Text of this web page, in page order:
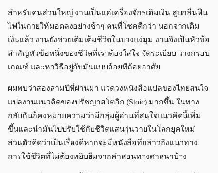
สำหรับคนส่วนใหญ่ งานเป็นแค่เครื่องจักรเติมเงิน สูบกลืนฟืน
ไฟในกายให้มอดลงอย่างช้าๆ คนที่โชคดีกว่า นอกจากเติม
เงินแล้ว งานยังช่วยเติมเต็มชีวิตในบางแง่มุม งานจึงเป็นหัวข้อ
สำคัญหัวข้อหนึ่งของชีวิตที่เราต้องใส่ใจ จัดระเบียบ วางกรอบ
เกณฑ์ และหาวิธีอยู่กับมันแบบถ้อยทีถ้อยอาศัย
ผมพบว่าสองสามปีที่ผ่านมา แวดวงหนังสือแปลของไทยสนใจ
แปลงานแนวคิดของปรัชญาสโตอิก (Stoic) มากขึ้น ในทาง
กลับกันก็คงหมายความว่ามีกลุ่มผู้อ่านที่สนใจแนวคิดนี้เพิ่ม
ขึ้นและนำมันไปปรับใช้กับชีวิตแสนวุ่นวายในโลกยุคใหม่
ส่วนตัวคิดว่าเป็นเรื่องดีหากจะมีหนังสือที่กล่าวถึงแนวทาง
การใช้ชีวิตที่ไม่ต้องหยิบยืมจากคำสอนทางศาสนาบ้าง